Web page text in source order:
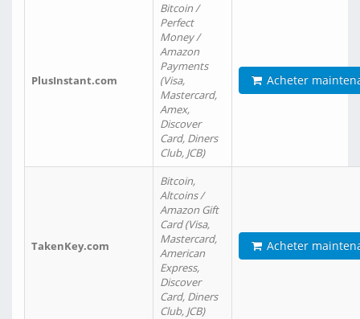
PlusInstant.com
Bitcoin /
Perfect
Money /
Amazon
Payments
(Visa,
Mastercard,
Amex,
Discover
Card, Diners
Club, JCB)
Acheter
TakenKey.com
Bitcoin,
Altcoins /
Amazon Gift
Card (Visa,
Mastercard,
American
Express,
Discover
Card, Diners
Club, JCB)
Acheter